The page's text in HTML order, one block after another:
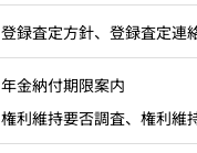
登録査定方針、登録査定
年金納付期限案内
権利維持要否調査、権利維